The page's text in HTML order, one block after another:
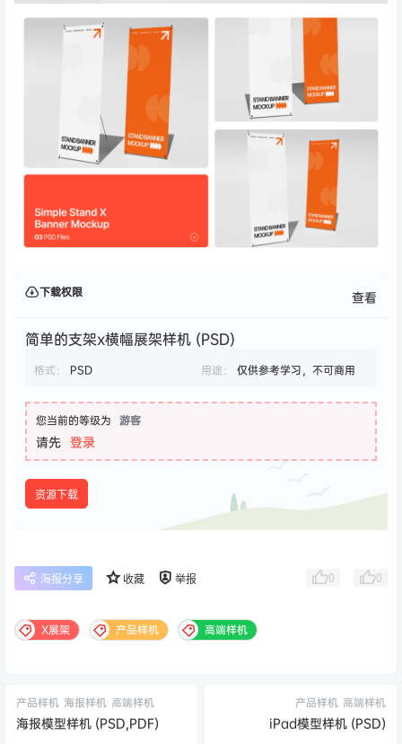
下载权限 查看
简单的支架x横幅展架样机 (PSD)
格式： PSD 用途： 仅供参考学习，不可商用
您当前的等级为 游客
请先 登录
资源下载
海报分享 收藏 举报 0 0
X展架 产品样机 高端样机
产品样机 海报样机 高端样机
海报模型样机 (PSD,PDF)
产品样机 高端样机
iPad模型样机 (PSD)